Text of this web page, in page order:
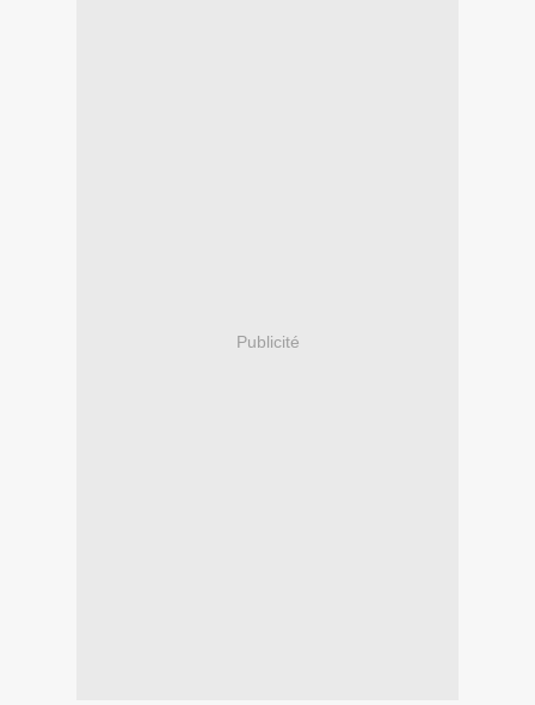
Publicité